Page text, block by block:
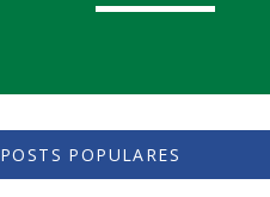
POSTS POPULARES